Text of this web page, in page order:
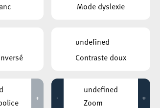
AUTRES ÉVÉNEMENTS
ESCHER THEATER – ESCH-SUR-ALZETTE
Concert de Nouvel An
01 janvier 2027
Mode dyslexie
undefined
Contraste doux
+ -
undefined
Zoom
+